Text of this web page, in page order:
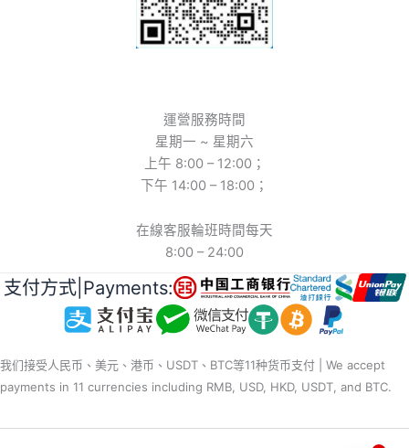
運營服務時間
星期一 ~ 星期六
上午 8:00 – 12:00；
下午 14:00 – 18:00；
在線客服輪班時間每天
8:00 – 24:00
支付方式|Payments:
我们接受人民币、美元、港币、USDT、BTC等11种货币支付 | We accept
payments in 11 currencies including RMB, USD, HKD, USDT, and BTC.